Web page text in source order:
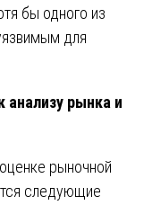
бы одного из
для
анализу рынка и
рыночной
следующие